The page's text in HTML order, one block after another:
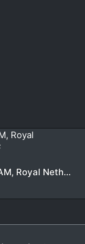
J-616, F-16AM, Royal Netherlands AF